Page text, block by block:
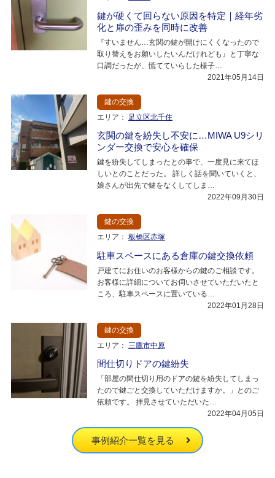
鍵が硬くて回らない原因を特定｜経年劣
化と扉の歪みを同時に改善
『すいません…玄関の鍵が開けにくくなったので
取り替えをお願いしたいんだけれども』と丁寧な
口調だったが、慌てていらした様子…
2021年05月14日
鍵の交換
エリア：
足立区北千住
玄関の鍵を紛失し不安に…MIWA U9シリ
ンダー交換で安心を確保
鍵を紛失してしまったとの事で、一度見に来てほ
しいとのことだった。 詳しく話を聞いていくと、
娘さんが出先で鍵をなくしてしま…
2022年09月30日
鍵の交換
エリア： 板橋区赤塚
駐車スペースにある倉庫の鍵交換依頼
戸建てにお住いのお客様からの鍵のご相談です。
お客様に詳細についてお伺いさせていただいたと
ころ、駐車スペースに置いている…
2022年01月28日
鍵の交換
エリア：
三鷹市中原
間仕切りドアの鍵紛失
「部屋の間仕切り用のドアの鍵を紛失してしまっ
たので鍵ごと交換していただけますか。」とのご
依頼です。 拝見させていただいた…
2022年04月05日
事例紹介一覧を見る